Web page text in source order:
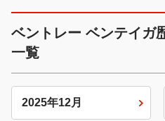
ベントレー ベンテイガ
一覧
2025年12月